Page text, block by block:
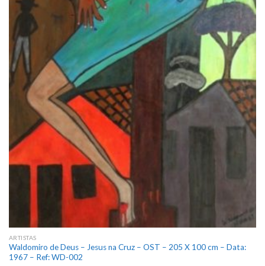
ARTISTAS
Waldomiro de Deus – Jesus na Cruz – OST – 205 X 100 cm – Data:
1967 – Ref: WD-002